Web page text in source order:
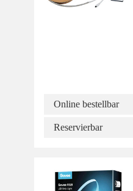
Online bestellbar
Reservierbar